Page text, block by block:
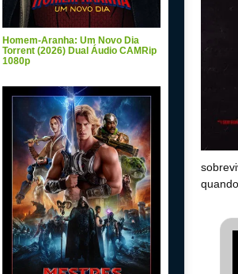
Homem-Aranha: Um Novo Dia
Torrent (2026) Dual Áudio CAMRip
1080p